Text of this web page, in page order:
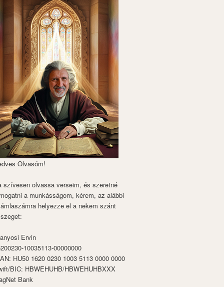
Olvasóm!
szívesen olvassa verseim, és szeretné
a munkásságom, kérem, az alábbi
helyezze el a nekem szánt
Ervin
10035113-00000000
HU50 1620 0230 1003 5113 0000 0000
BIC: HBWEHUHB/HBWEHUHBXXX
Bank